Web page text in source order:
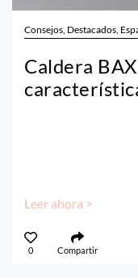
Consejos, Destacados,
Caldera
Leer ahora >
0 Compartir